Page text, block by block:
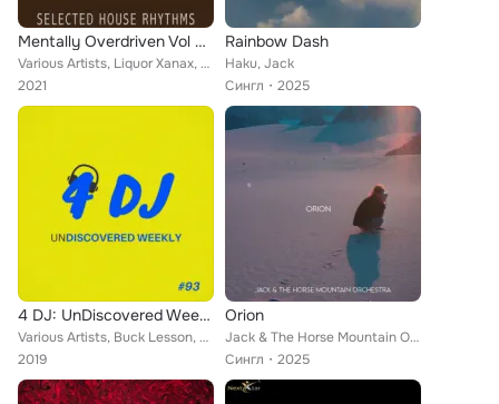
Mentally Overdriven Vol 3 - Selected House Rhythms
Various Artists, Liquor Xanax, Patt, Night Player, Martin Berlin, Jack, Jaques Marshall, More Soul, Frank Dupont, Robert Ford, J...
2021
Rainbow Dash
Haku, Jack
Сингл
2025
4 DJ: UnDiscovered Weekly #93
Various Artists, Buck Lesson, Leo V, Anthony Attia, Deep Fish, Tricky Play, Jack, RockSaw, Jordan
2019
Orion
Jack & The Horse Mountain Orchestra
Сингл
2025